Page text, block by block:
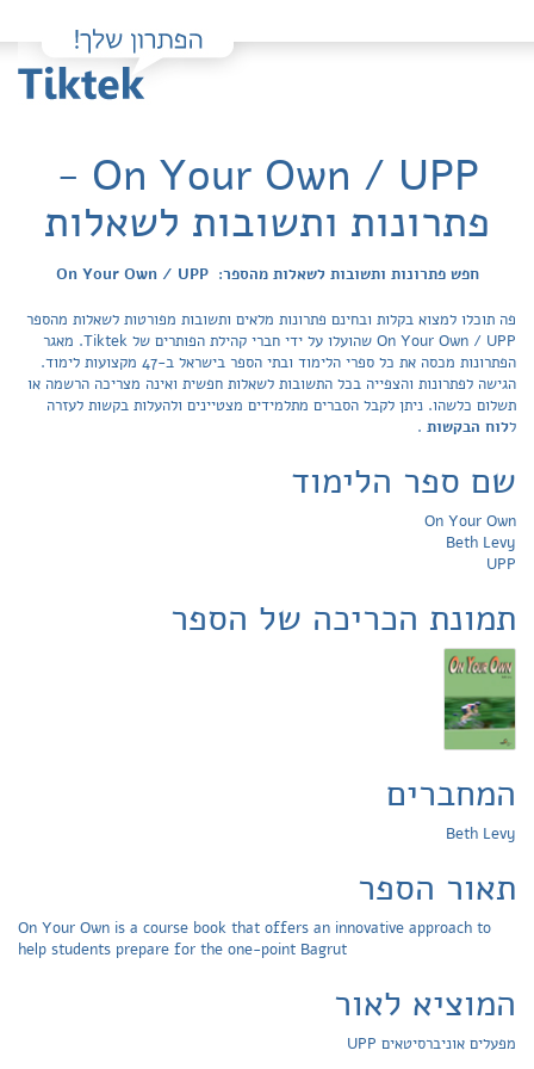
On Your Own / UPP -
פתרונות ותשובות לשאלות
חפש פתרונות ותשובות לשאלות מהספר: On Your Own / UPP
פה תוכלו למצוא בקלות ובחינם פתרונות מלאים ותשובות מפורטות לשאלות מהספר
On Your Own / UPP שהועלו על ידי חברי קהילת הפותרים של Tiktek. מאגר
הפתרונות מכסה את כל ספרי הלימוד ובתי הספר בישראל ב-47 מקצועות לימוד.
הגישה לפתרונות והצפייה בכל התשובות לשאלות חפשית ואינה מצריכה הרשמה או
תשלום כלשהו. ניתן לקבל הסברים מתלמידים מצטיינים ולהעלות בקשות לעזרה
ללוח הבקשות .
שם ספר הלימוד
On Your Own
Beth Levy
UPP
תמונת הכריכה של הספר
המחברים
Beth Levy
תאור הספר
On Your Own is a course book that offers an innovative approach to
help students prepare for the one-point Bagrut
המוציא לאור
מפעלים אוניברסיטאים UPP